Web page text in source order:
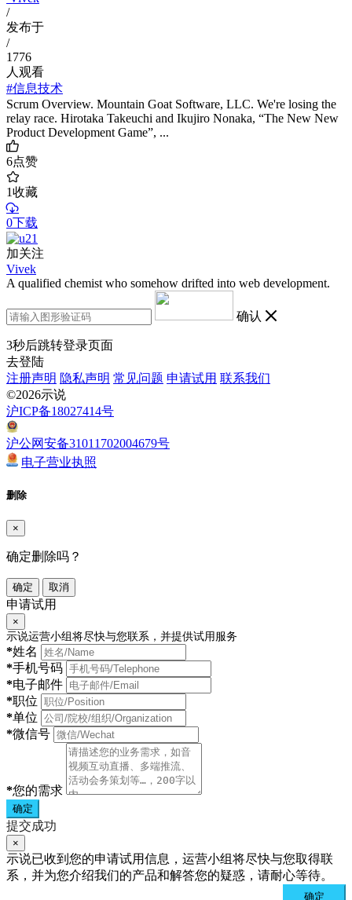
/
发布于
/
1776
人观看
#信息技术
Scrum Overview. Mountain Goat Software, LLC. We're losing the
relay race. Hirotaka Takeuchi and Ikujiro Nonaka, “The New New
Product Development Game”, ...
6点赞
1收藏
0下载
加关注
Vivek
A qualified chemist who somehow drifted into web development.
确认
3秒后跳转登录页面
去登陆
注册声明 隐私声明 常见问题 申请试用 联系我们
©2026示说
沪ICP备18027414号
沪公网安备31011702004679号
电子营业执照
删除
×
确定删除吗？
确定 取消
申请试用
×
示说运营小组将尽快与您联系，并提供试用服务
*姓名
*手机号码
*电子邮件
*职位
*单位
*微信号
*您的需求
确定
提交成功
×
示说已收到您的申请试用信息，运营小组将尽快与您取得联
系，并为您介绍我们的产品和解答您的疑惑，请耐心等待。
确定